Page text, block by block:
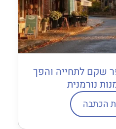
שקם לתחייה והפך
נורמנית
הכתבה